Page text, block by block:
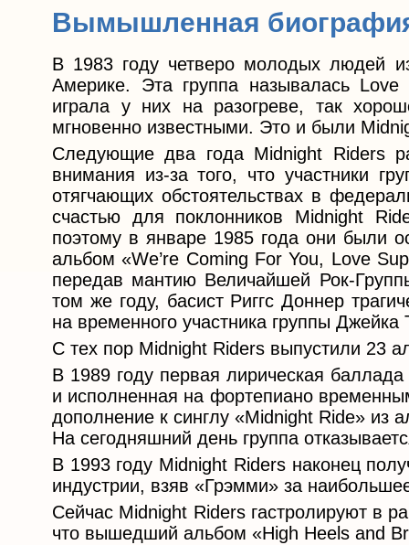
Вымышленная
В 1983 году четверо молодых людей
Америке. Эта группа называлась
играла у них на разогреве, так
мгновенно известными. Это и были
Следующие два года Midnight Riders
внимания из-за того, что участники
отягчающих обстоятельствах в
счастью для поклонников Midnight
поэтому в январе 1985 года они были
альбом «We’re Coming For You, Love
передав мантию Величайшей Рок-
том же году, басист Риггс Доннер
на временного участника группы Джейка
С тех пор Midnight Riders выпустили 23
В 1989 году первая лирическая
и исполненная на фортепиано
дополнение к синглу «Midnight Ride» из
На сегодняшний день группа
В 1993 году Midnight Riders наконец
индустрии, взяв «Грэмми» за
Сейчас Midnight Riders гастролируют в
что вышедший альбом «High Heels and